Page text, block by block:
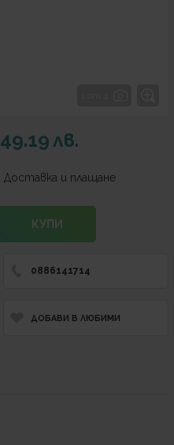
49.19лв.
Доставка и плащане
КУПИ
0886141714
ДОБАВИ В ЛЮБИМИ